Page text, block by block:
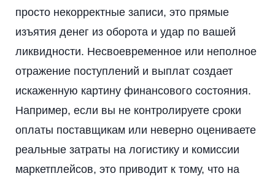
просто некорректные записи, это прямые
изъятия денег из оборота и удар по вашей
ликвидности. Несвоевременное или неполное
отражение поступлений и выплат создает
искаженную картину финансового состояния.
Например, если вы не контролируете сроки
оплаты поставщикам или неверно оцениваете
реальные затраты на логистику и комиссии
маркетплейсов, это приводит к тому, что на